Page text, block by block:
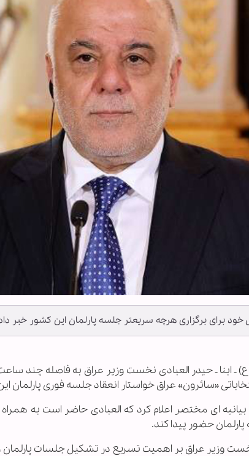
برای برگزاری هرچه سریعتر جلسه پارلمان این کشور خبر
ـ ابنا ـ حیدر العبادی نخست وزیر عراق به فاصله چند
«سائرون» عراق خواستار انعقاد جلسه فوری پارلمان
ای مختصر اعلام کرد که العبادی حاضر است به
حضور پیدا کند.
وزیر عراق بر اهمیت تسریع در تشکیل جلسات